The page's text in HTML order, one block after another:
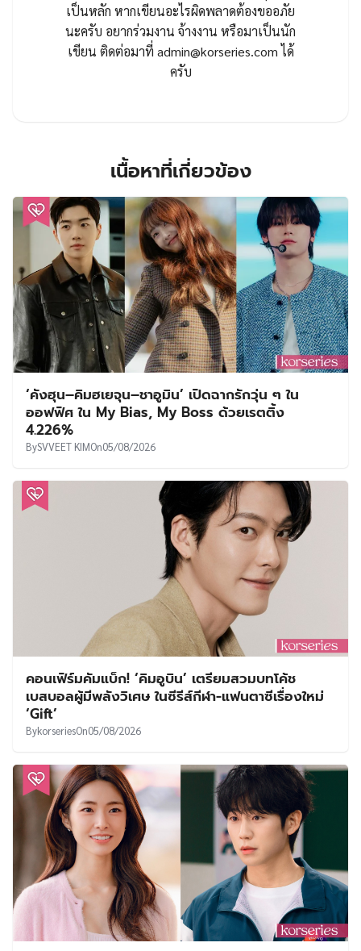
เป็นหลัก หากเขียนอะไรผิดพลาดต้องขออภัย
นะครับ อยากร่วมงาน จ้างงาน หรือมาเป็นนัก
เขียน ติดต่อมาที่ admin@korseries.comได้
ครับ
เนื้อหาที่เกี่ยวข้อง
‘คังฮุน–คิมฮเยจุน–ชาอูมิน’ เปิดฉากรักวุ่น ๆ ใน
ออฟฟิศ ใน My Bias, My Boss ด้วยเรตติ้ง
4.226%
BySVVEET KIMOn05/08/2026
คอนเฟิร์มคัมแบ็ก! ‘คิมอูบิน’ เตรียมสวมบทโค้ช
เบสบอลผู้มีพลังวิเศษ ในซีรีส์กีฬา-แฟนตาซีเรื่องใหม่
‘Gift’
BykorseriesOn05/08/2026